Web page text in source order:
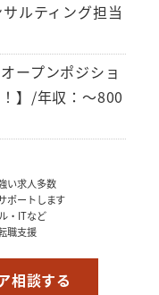
ルティング担当
ープンポジショ
】/年収：～800
い求人多数
ポートします
・ITなど
職支援
相談する